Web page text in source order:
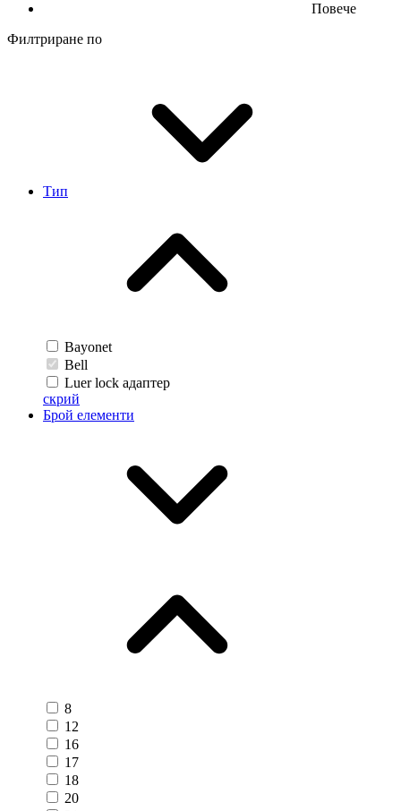
Повече
Филтриране по
Тип
Bayonet
Bell
Luer lock адаптер
скрий
Брой елементи
8
12
16
17
18
20